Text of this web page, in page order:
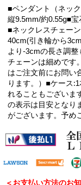
■ペンダント（ネッ
縦9.5mm/約0.55g■
■ネックレスチェー
40cm(引き輪から
より-3cmの長さ調
チェーンは細めです
はご注文前にお問い
ります。）■ケース
れることもございま
の表示は目安となり
がございます。予め
＜お支払い方法のお